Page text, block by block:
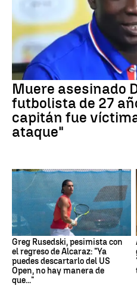
Muere asesinado
futbolista de 27
capitán fue
ataque"
Greg Rusedski, pesimista con
el regreso de Alcaraz: "Ya
puedes descartarlo del US
Open, no hay manera de
que..."